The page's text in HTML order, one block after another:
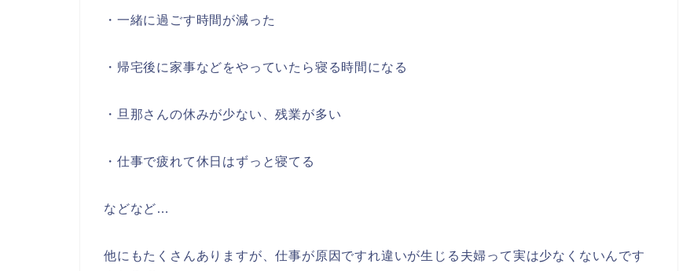
・一緒に過ごす時間が減った
・帰宅後に家事などをやっていたら寝る時間になる
・旦那さんの休みが少ない、残業が多い
・仕事で疲れて休日はずっと寝てる
などなど…
他にもたくさんありますが、仕事が原因ですれ違いが生じる夫婦って実は少なくないんです